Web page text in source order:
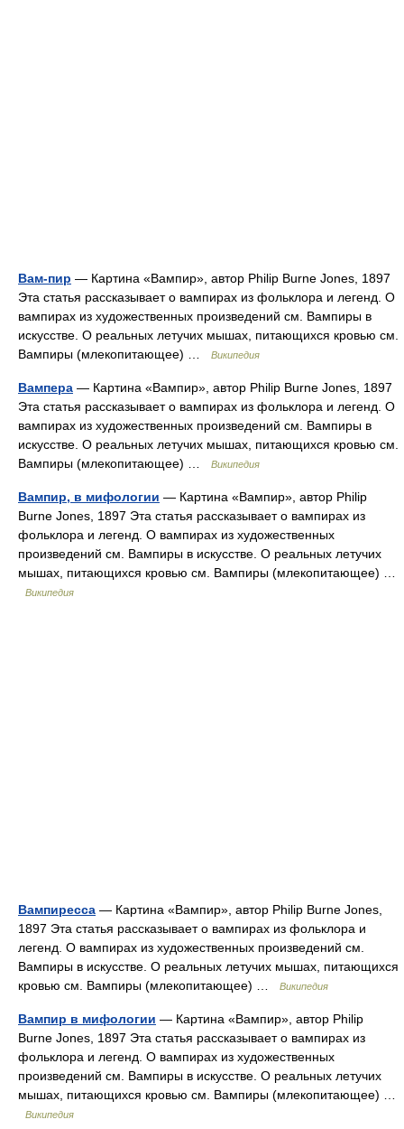
Вам-пир — Картина «Вампир», автор Philip Burne Jones, 1897
Эта статья рассказывает о вампирах из фольклора и легенд. О
вампирах из художественных произведений см. Вампиры в
искусстве. О реальных летучих мышах, питающихся кровью см.
Вампиры (млекопитающее) …
Википедия
Вампера — Картина «Вампир», автор Philip Burne Jones, 1897
Эта статья рассказывает о вампирах из фольклора и легенд. О
вампирах из художественных произведений см. Вампиры в
искусстве. О реальных летучих мышах, питающихся кровью см.
Вампиры (млекопитающее) …
Википедия
Вампир, в мифологии — Картина «Вампир», автор Philip
Burne Jones, 1897 Эта статья рассказывает о вампирах из
фольклора и легенд. О вампирах из художественных
произведений см. Вампиры в искусстве. О реальных летучих
мышах, питающихся кровью см. Вампиры (млекопитающее) …
Википедия
Вампиресса — Картина «Вампир», автор Philip Burne Jones,
1897 Эта статья рассказывает о вампирах из фольклора и
легенд. О вампирах из художественных произведений см.
Вампиры в искусстве. О реальных летучих мышах, питающихся
кровью см. Вампиры (млекопитающее) …
Википедия
Вампир в мифологии — Картина «Вампир», автор Philip
Burne Jones, 1897 Эта статья рассказывает о вампирах из
фольклора и легенд. О вампирах из художественных
произведений см. Вампиры в искусстве. О реальных летучих
мышах, питающихся кровью см. Вампиры (млекопитающее) …
Википедия